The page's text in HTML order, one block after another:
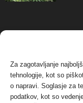
Za zagotavljanje
tehnologije, kot so
o napravi. Soglasje za
podatkov, kot so
NAJBOLJ